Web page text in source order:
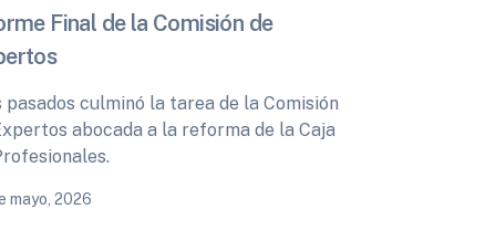
Final de la Comisión de
pasados culminó la tarea de la Comisión
abocada a la reforma de la Caja
mayo, 2026